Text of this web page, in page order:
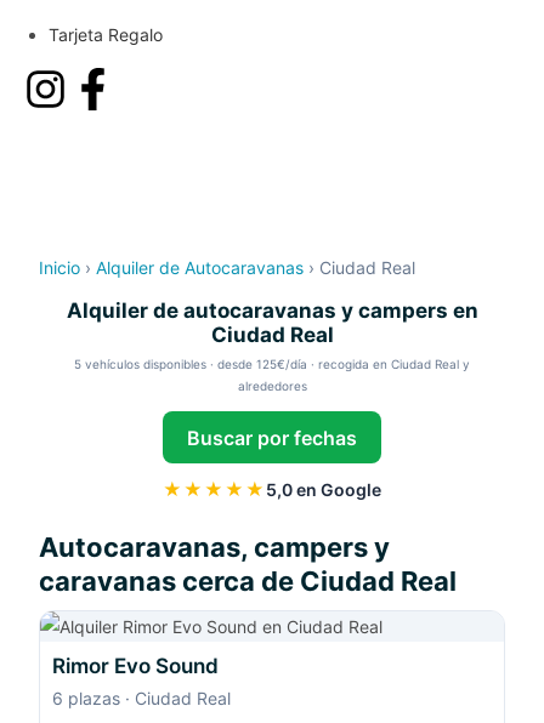
Tarjeta Regalo
Inicio ›Alquiler de Autocaravanas › Ciudad Real
Alquiler de autocaravanas y campers en
Ciudad Real
5 vehículos disponibles · desde 125€/día · recogida en Ciudad Real y
alrededores
Buscar por fechas
★★★★★ 5,0 en Google
Autocaravanas, campers y
caravanas cerca de Ciudad Real
Rimor Evo Sound
6 plazas · Ciudad Real